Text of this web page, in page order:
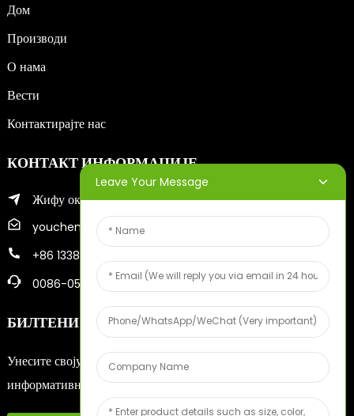
Дом
Производи
О нама
Вести
Контактирајте нас
КОНТАКТ ИНФОРМАЦИЈЕ
Жифу округ града Јантај
youcheng@ytscreenprinter.com
+86 13386383930
0086-05356730996
БИЛТЕНИ
Унесите своју имејл адресу и послаћемо вам најновије
информативне планове.
Leave Your Message